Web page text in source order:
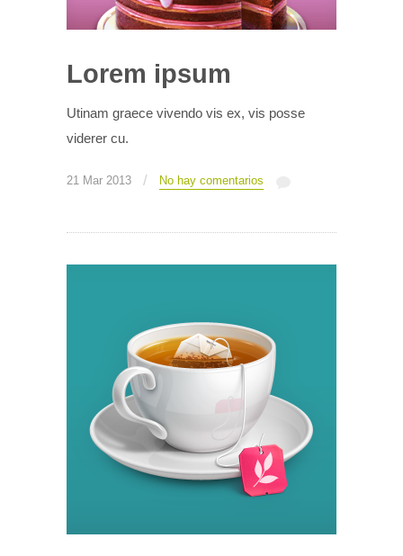
Lorem ipsum
Utinam graece vivendo vis ex, vis posse
viderer cu.
21 Mar 2013 / No hay comentarios